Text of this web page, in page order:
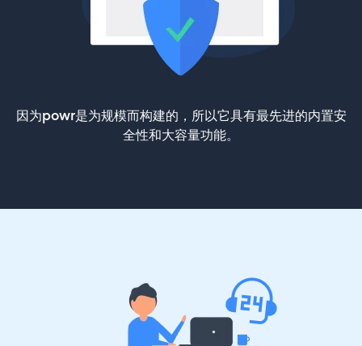
因为powr是为规模而构建的，所以它具有最先进的内置安
全性和大容量功能。